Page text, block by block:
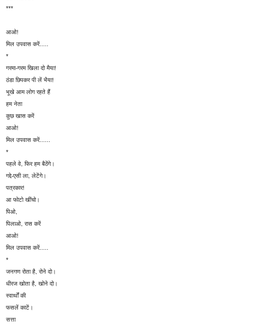
***
आओ!
मिल उपवास करें.....
*
गरमा-गरम खिला दो मैया!
ठंडा छिपकर पी लें भैया!
भूखे आम लोग रहते हैं
हम नेता
कुछ खास करें
आओ!
मिल उपवास करें......
*
पहले वे, फिर हम बैठेंगे।
गद्दे-एसी ला, लेटेंगे।
पत्रकार!
आ फोटो खींचो।
पिओ,
पिलाओ, रास करें
आओ!
मिल उपवास करें.....
*
जनगण रोता है, रोने दो।
धीरज खोता है, खोने दो।
स्वार्थों की
फसलें काटें।
सत्ता